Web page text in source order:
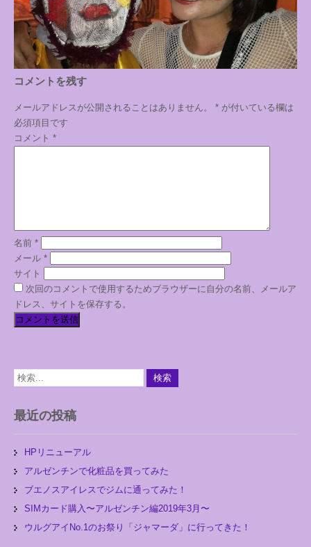
コメントを残す
メールアドレスが公開されることはありません。 * が付いている欄は
必須項目です
コメント *
名前 *
メール *
サイト
次回のコメントで使用するためブラウザーに自分の名前、メールア
ドレス、サイトを保存する。
最近の投稿
HPリニューアル
アルゼンチンで化粧品を買ってみた
ブエノスアイレスでジムに通ってみた！
SIMカード購入〜アルゼンチン編2019年3月〜
ウルグアイNo.1のお祭り「ジャマーダ」に行ってきた！